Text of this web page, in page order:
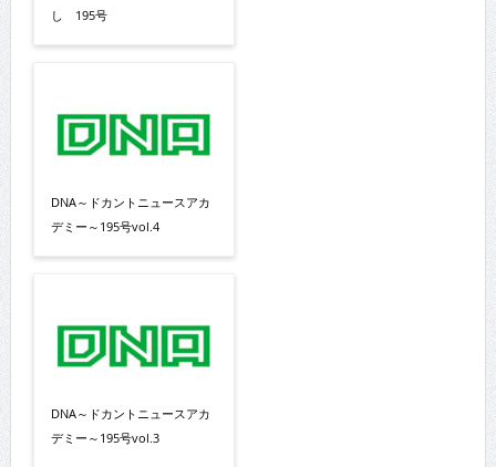
し 195号
DNA～ドカントニュースアカ
デミー～195号vol.4
DNA～ドカントニュースアカ
デミー～195号vol.3